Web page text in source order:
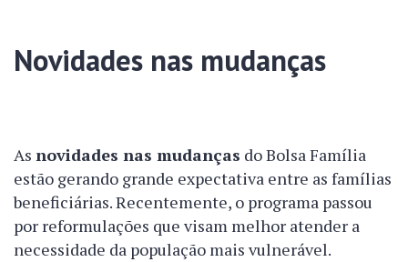
Novidades nas mudanças
As novidades nas mudanças do Bolsa Família
estão gerando grande expectativa entre as famílias
beneficiárias. Recentemente, o programa passou
por reformulações que visam melhor atender a
necessidade da população mais vulnerável.